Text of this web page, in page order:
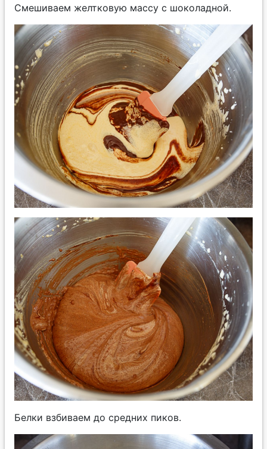
Смешиваем желтковую массу с шоколадной.
Белки взбиваем до средних пиков.